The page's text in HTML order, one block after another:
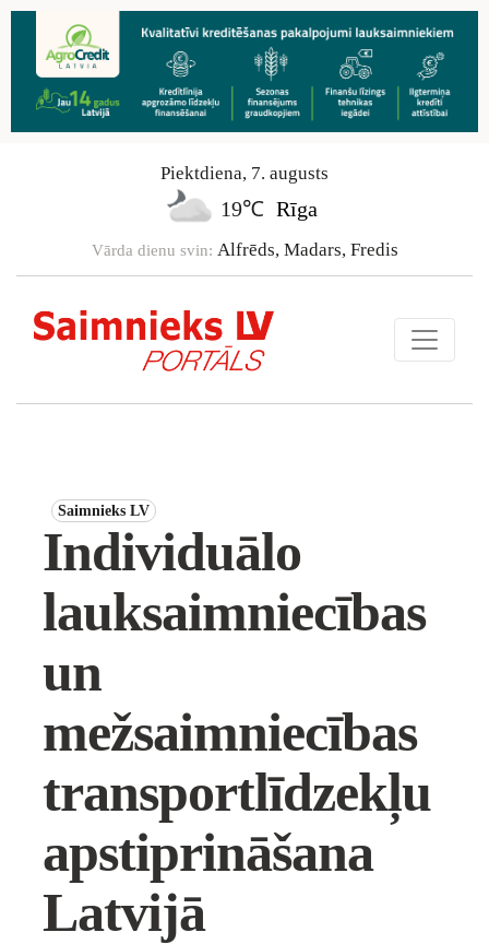
Piektdiena, 7. augusts
19℃ Rīga
Vārda dienu svin: Alfrēds, Madars, Fredis
Saimnieks LV
Individuālo
lauksaimniecības
un
mežsaimniecības
transportlīdzekļu
apstiprināšana
Latvijā